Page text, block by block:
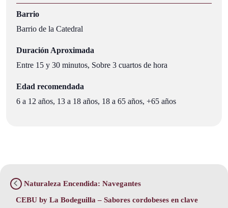
Barrio
Barrio de la Catedral
Duración Aproximada
Entre 15 y 30 minutos, Sobre 3 cuartos de hora
Edad recomendada
6 a 12 años, 13 a 18 años, 18 a 65 años, +65 años
Naturaleza Encendida: Navegantes
CEBU by La Bodeguilla – Sabores cordobeses en clave